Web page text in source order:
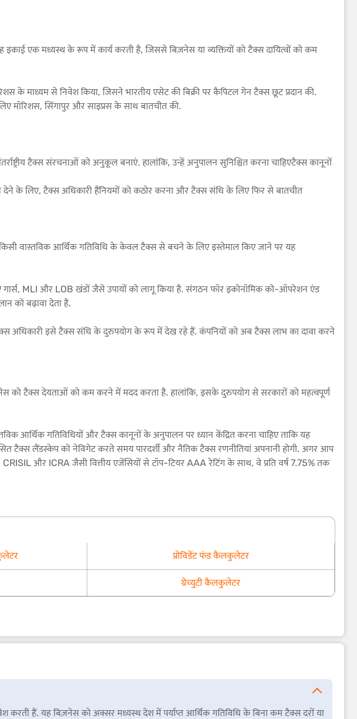
एक मध्यस्थ के रूप में कार्य करती है, जिससे बिज़नेस या व्यक्तियों को टैक्स दायित्वों को कम
माध्यम से निवेश किया, जिसने भारतीय एसेट की बिक्री पर कैपिटल गेन टैक्स छूट प्रदान की.
मॉरिशस, सिंगापुर और साइप्रस के साथ बातचीत की.
टैक्स संरचनाओं को अनुकूल बनाएं. हालांकि, उन्हें अनुपालन सुनिश्चित करना चाहिएटैक्स कानूनों
देने के लिए, टैक्स अधिकारी हैंनियमों को कठोर करना और टैक्स संधि के लिए फिर से बातचीत
वास्तविक आर्थिक गतिविधि के केवल टैक्स से बचने के लिए इस्तेमाल किए जाने पर यह
MLI और LOB खंडों जैसे उपायों को लागू किया है. संगठन फॉर इकोनॉमिक को-ऑपरेशन एंड
को बढ़ावा देता है.
अधिकारी इसे टैक्स संधि के दुरुपयोग के रूप में देख रहे हैं. कंपनियों को अब टैक्स लाभ का दावा करने
को टैक्स देयताओं को कम करने में मदद करता है. हालांकि, इसके दुरुपयोग से सरकारों को महत्वपूर्ण
आर्थिक गतिविधियों और टैक्स कानूनों के अनुपालन पर ध्यान केंद्रित करना चाहिए ताकि यह
टैक्स लैंडस्केप को नेविगेट करते समय पारदर्शी और नैतिक टैक्स रणनीतियां अपनानी होगी. अगर आप
और ICRA जैसी वित्तीय एजेंसियों से टॉप-टियर AAA रेटिंग के साथ, वे प्रति वर्ष 7.75% तक
प्रोविडेंट फंड कैलकुलेटर
ग्रेच्युटी कैलकुलेटर
हैं. यह बिज़नेस को अक्सर मध्यस्थ देश में पर्याप्त आर्थिक गतिविधि के बिना कम टैक्स दरों या